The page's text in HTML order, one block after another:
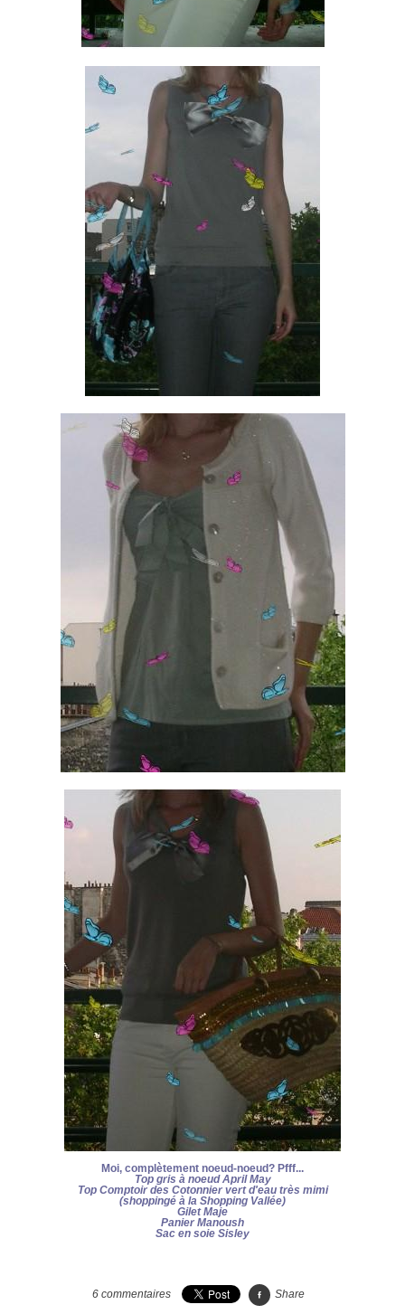
Moi, complètement noeud-noeud? Pfff...
Top gris à noeud April May
Top Comptoir des Cotonnier vert d'eau très mimi
(shoppingé à la Shopping Vallée)
Gilet Maje
Panier Manoush
Sac en soie Sisley
6 commentaires Share